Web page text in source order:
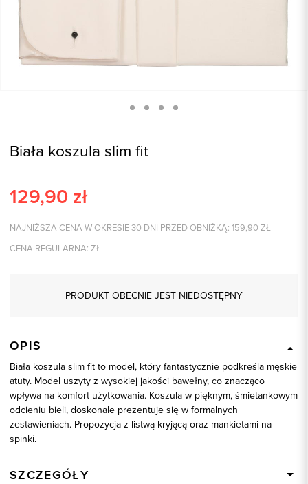
Biała koszula slim fit
129,90 zł
NAJNIŻSZA CENA W OKRESIE 30 DNI PRZED OBNIŻKĄ: 159,90 ZŁ
CENA REGULARNA: ZŁ
PRODUKT OBECNIE JEST NIEDOSTĘPNY
OPIS
Biała koszula slim fit to model, który fantastycznie podkreśla męskie
atuty. Model uszyty z wysokiej jakości bawełny, co znacząco
wpływa na komfort użytkowania. Koszula w pięknym, śmietankowym
odcieniu bieli, doskonale prezentuje się w formalnych
zestawieniach. Propozycja z listwą kryjącą oraz mankietami na
spinki.
SZCZEGÓŁY